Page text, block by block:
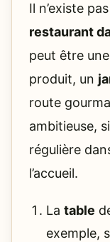
Il n’existe
restaurant
peut être une
produit, un
route
ambitieuse,
régulière
l’accueil.
La table
exemple,